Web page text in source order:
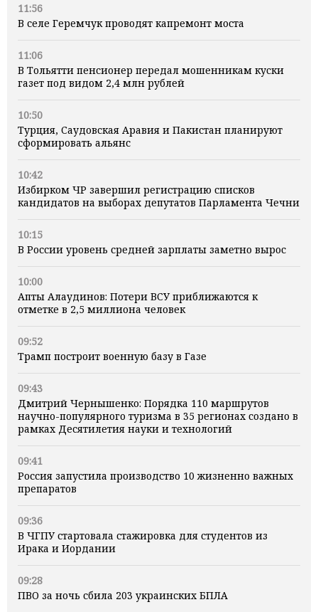
11:56
В селе Геремчук проводят капремонт моста
11:06
В Тольятти пенсионер передал мошенникам куски
газет под видом 2,4 млн рублей
10:50
Турция, Саудовская Аравия и Пакистан планируют
сформировать альянс
10:42
Избирком ЧР завершил регистрацию списков
кандидатов на выборах депутатов Парламента Чечни
10:15
В России уровень средней зарплаты заметно вырос
10:00
Апты Алаудинов: Потери ВСУ приближаются к
отметке в 2,5 миллиона человек
09:52
Трамп построит военную базу в Газе
09:43
Дмитрий Чернышенко: Порядка 110 маршрутов
научно-популярного туризма в 35 регионах создано в
рамках Десятилетия науки и технологий
09:41
Россия запустила производство 10 жизненно важных
препаратов
09:36
В ЧГПУ стартовала стажировка для студентов из
Ирака и Иордании
09:28
ПВО за ночь сбила 203 украинских БПЛА